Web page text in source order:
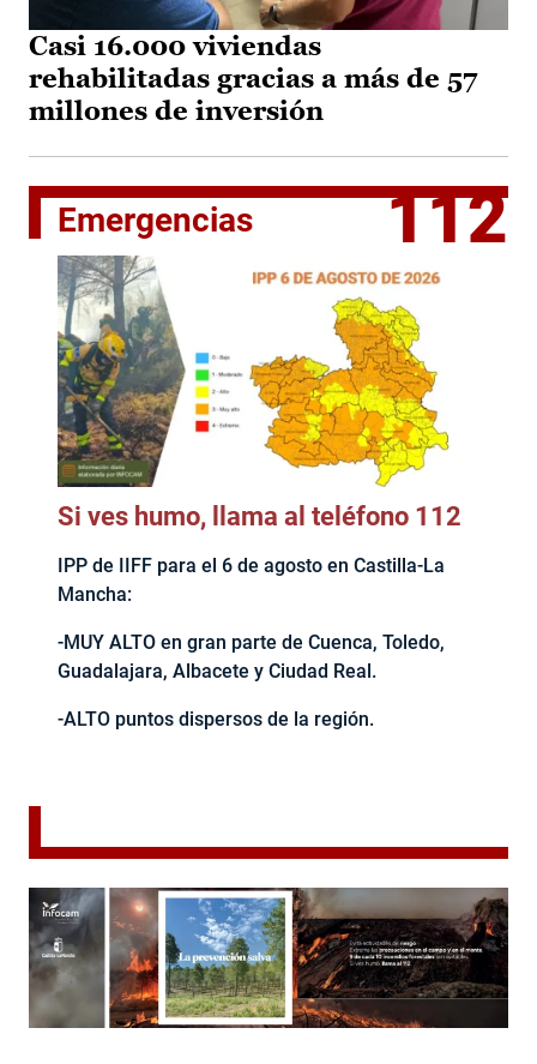
Casi 16.000 viviendas
rehabilitadas gracias a más de 57
millones de inversión
Emergencias 112
Si ves humo, llama al teléfono 112
IPP de IIFF para el 6 de agosto en Castilla-La
Mancha:
-MUY ALTO en gran parte de Cuenca, Toledo,
Guadalajara, Albacete y Ciudad Real.
-ALTO puntos dispersos de la región.